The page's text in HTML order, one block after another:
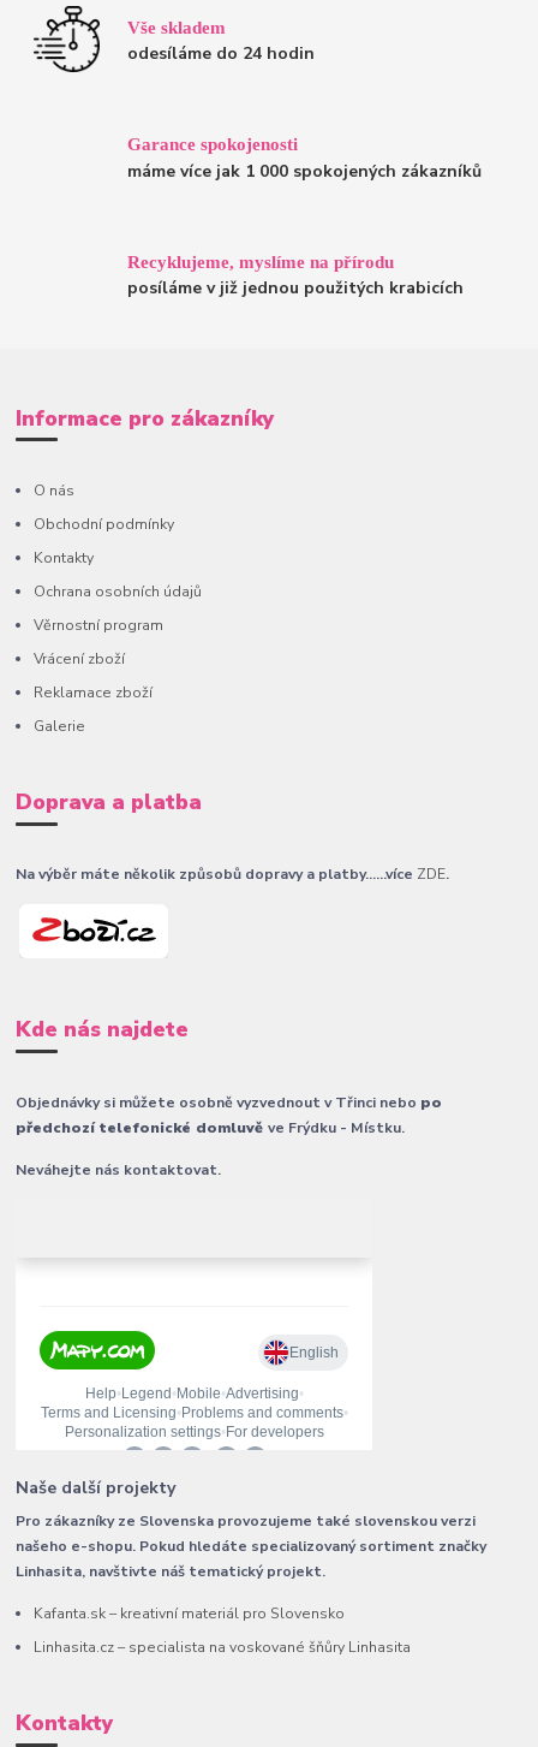
Vše skladem
odesíláme do 24 hodin
Garance spokojenosti
máme více jak 1 000 spokojených zákazníků
Recyklujeme, myslíme na přírodu
posíláme v již jednou použitých krabicích
Informace pro zákazníky
O nás
Obchodní podmínky
Kontakty
Ochrana osobních údajů
Věrnostní program
Vrácení zboží
Reklamace zboží
Galerie
Doprava a platba
Na výběr máte několik způsobů dopravy a platby......více ZDE.
Kde nás najdete
Objednávky si můžete osobně vyzvednout v Třinci nebo po
předchozí telefonické domluvěve Frýdku - Místku.
Neváhejte nás kontaktovat.
Naše další projekty
Pro zákazníky ze Slovenska provozujeme také slovenskou verzi
našeho e-shopu. Pokud hledáte specializovaný sortiment značky
Linhasita, navštivte náš tematický projekt.
Kafanta.sk – kreativní materiál pro Slovensko
Linhasita.cz – specialista na voskované šňůry Linhasita
Kontakty